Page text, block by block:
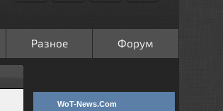
Разное Форум
WoT-News.Com